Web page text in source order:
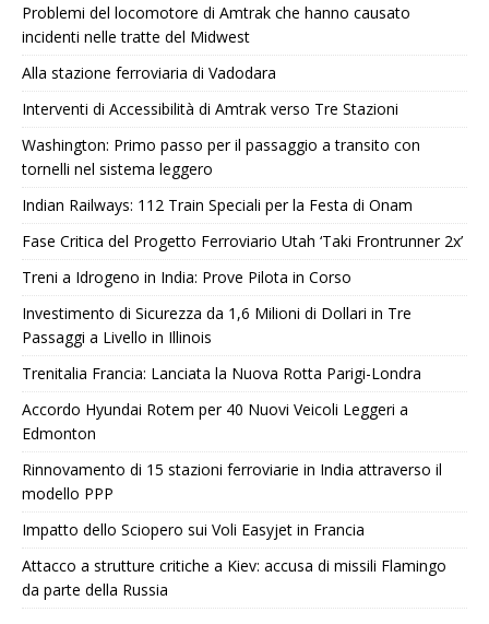
Problemi del locomotore di Amtrak che hanno causato
incidenti nelle tratte del Midwest
Alla stazione ferroviaria di Vadodara
Interventi di Accessibilità di Amtrak verso Tre Stazioni
Washington: Primo passo per il passaggio a transito con
tornelli nel sistema leggero
Indian Railways: 112 Train Speciali per la Festa di Onam
Fase Critica del Progetto Ferroviario Utah ‘Taki Frontrunner 2x’
Treni a Idrogeno in India: Prove Pilota in Corso
Investimento di Sicurezza da 1,6 Milioni di Dollari in Tre
Passaggi a Livello in Illinois
Trenitalia Francia: Lanciata la Nuova Rotta Parigi-Londra
Accordo Hyundai Rotem per 40 Nuovi Veicoli Leggeri a
Edmonton
Rinnovamento di 15 stazioni ferroviarie in India attraverso il
modello PPP
Impatto dello Sciopero sui Voli Easyjet in Francia
Attacco a strutture critiche a Kiev: accusa di missili Flamingo
da parte della Russia